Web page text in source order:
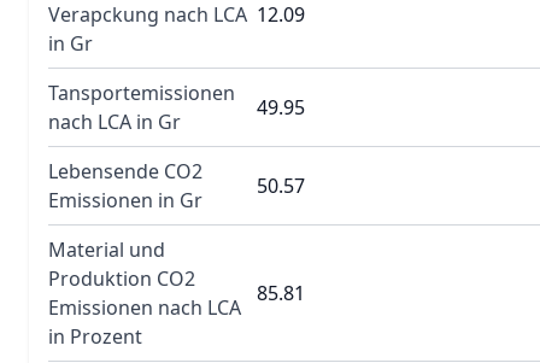
Verapckung nach LCA
in Gr
12.09
Tansportemissionen
nach LCA in Gr
49.95
Lebensende CO2
Emissionen in Gr
50.57
Material und
Produktion CO2
Emissionen nach LCA
in Prozent
85.81